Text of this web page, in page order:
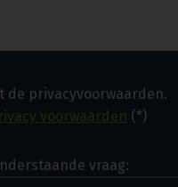
de privacyvoorwaarden.
voorwaarden (*)
vraag: